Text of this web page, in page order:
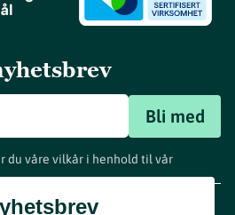
Bli med
du våre vilkår i henhold til vår